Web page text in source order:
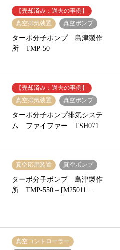
【売却済み：過去の事例】
真空排気装置
真空ポンプ
ターボ分子ポンプ 島津製作
所 TMP-50
【売却済み：過去の事例】
真空排気装置
真空ポンプ
ターボ分子ポンプ排気システ
ム ファイファー TSH071
真空応用装置 真空ポンプ
ターボ分子ポンプ 島津製作
所 TMP-550 – [M25011…
真空コントローラー